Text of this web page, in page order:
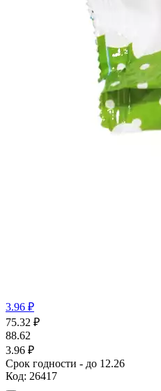
3.96 ₽
75.32 ₽
88.62
3.96 ₽
Срок годности - до 12.26
Код: 26417